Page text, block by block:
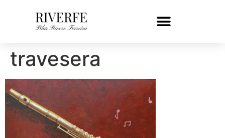
travesera